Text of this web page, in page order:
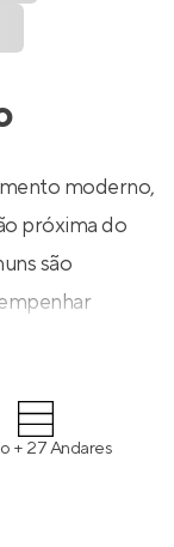
moderno,
próxima do
são
espaço
Um projeto
potencial de
+ 27 Andares